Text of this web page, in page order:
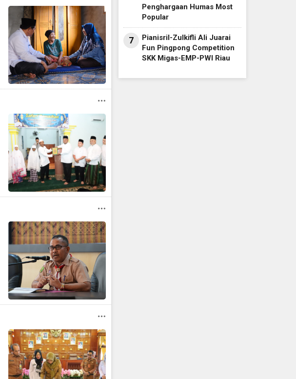
Penghargaan Humas Most
Popular
7
Pianisril-Zulkifli Ali Juarai
Fun Pingpong Competition
SKK Migas-EMP-PWI Riau